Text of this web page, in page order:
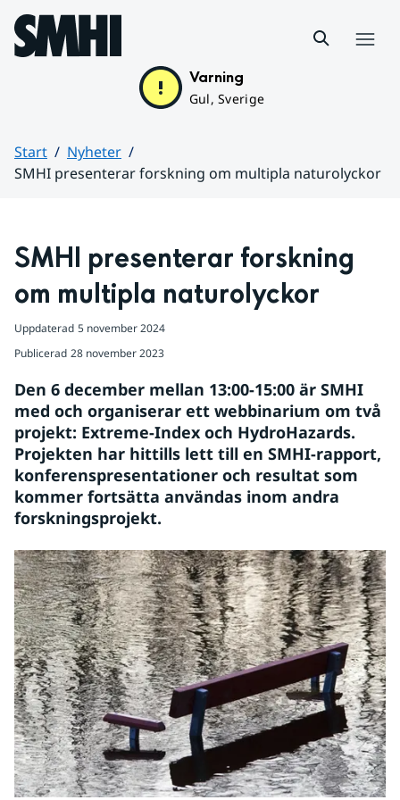
Hoppa till sidans innehåll
Varning
Gul, Sverige
Start
Nyheter
SMHI presenterar forskning om multipla naturolyckor
SMHI presenterar forskning
om multipla naturolyckor
Uppdaterad 5 november 2024
Publicerad 28 november 2023
Den 6 december mellan 13:00-15:00 är SMHI
med och organiserar ett webbinarium om två
projekt: Extreme-Index och HydroHazards.
Projekten har hittills lett till en SMHI-rapport,
konferenspresentationer och resultat som
kommer fortsätta användas inom andra
forskningsprojekt.